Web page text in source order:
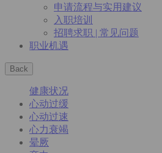
申请流程与实用建议
入职培训
招聘求职 | 常见问题
职业机遇
Back
健康状况
心动过缓
心动过速
心力衰竭
晕厥